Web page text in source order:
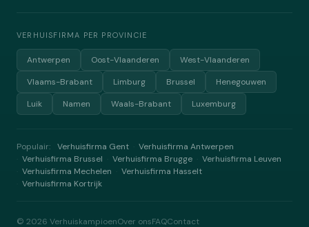
VERHUISFIRMA PER PROVINCIE
Antwerpen Oost-Vlaanderen
West-Vlaanderen
Vlaams-Brabant
Limburg Brussel
Henegouwen
Luik
Namen Waals-Brabant Luxemburg
Populair: Verhuisfirma Gent Verhuisfirma Antwerpen
Verhuisfirma Brussel Verhuisfirma Brugge Verhuisfirma Leuven
Verhuisfirma Mechelen Verhuisfirma Hasselt
Verhuisfirma Kortrijk
© 2026 VerhuiskampioenOver onsFAQContact